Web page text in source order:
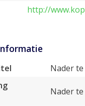
http://
Nader
Nader